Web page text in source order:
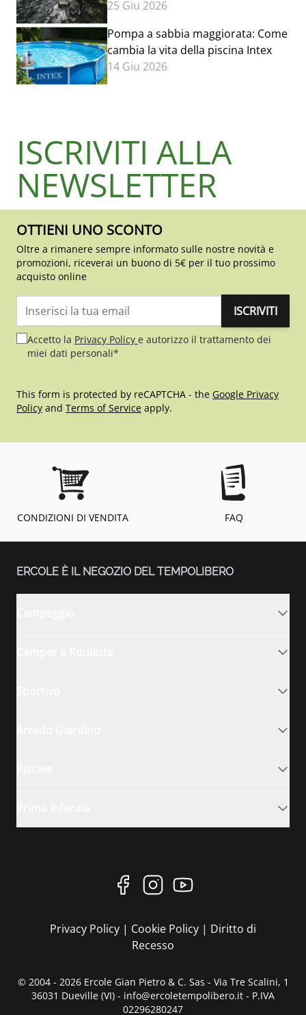
25 Giu 2026
Pompa a sabbia maggiorata: Come
cambia la vita della piscina Intex
14 Giu 2026
ISCRIVITI ALLA
NEWSLETTER
OTTIENI UNO SCONTO
Oltre a rimanere sempre informato sulle nostre novità e
promozioni, riceverai un buono di 5€ per il tuo prossimo
acquisto online
ISCRIVITI
Accetto la Privacy Policy e autorizzo il trattamento dei
miei dati personali*
This form is protected by reCAPTCHA - the Google Privacy
Policy and Terms of Service apply.
CONDIZIONI DI VENDITA FAQ
ERCOLE È IL NEGOZIO DEL TEMPOLIBERO
Privacy Policy | Cookie Policy | Diritto di
Recesso
© 2004 - 2026 Ercole Gian Pietro & C. Sas - Via Tre Scalini, 1
36031 Dueville (VI) - info@ercoletempolibero.it - P.IVA
02296280247